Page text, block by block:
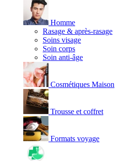
Homme
Rasage & après-rasage
Soins visage
Soin corps
Soin anti-âge
Cosmétiques Maison
Trousse et coffret
Formats voyage